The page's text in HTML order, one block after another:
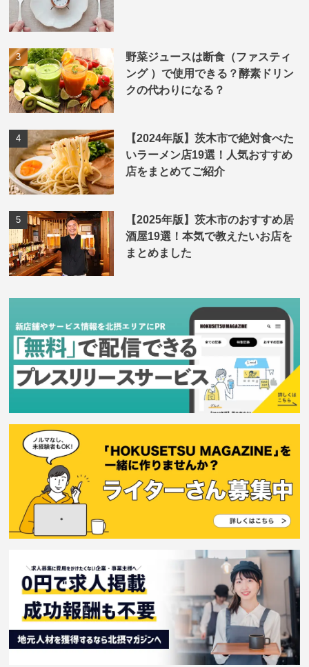
野菜ジュースは断食（ファスティ
ング ）で使用できる？酵素ドリン
クの代わりになる？
【2024年版】茨木市で絶対食べた
いラーメン店19選！人気おすすめ
店をまとめてご紹介
【2025年版】茨木市のおすすめ居
酒屋19選！本気で教えたいお店を
まとめました